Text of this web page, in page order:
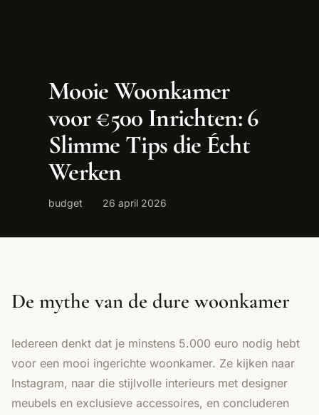
Mooie Woonkamer
voor €500 Inrichten: 6
Slimme Tips die Écht
Werken
budget 26 april 2026
De mythe van de dure woonkamer
Iedereen denkt dat je minstens 5.000 euro nodig hebt
voor een mooi ingerichte woonkamer. Ze kijken naar
Instagram, naar die stijlvolle interieurs met designer
meubels en exclusieve accessoires, en concluderen